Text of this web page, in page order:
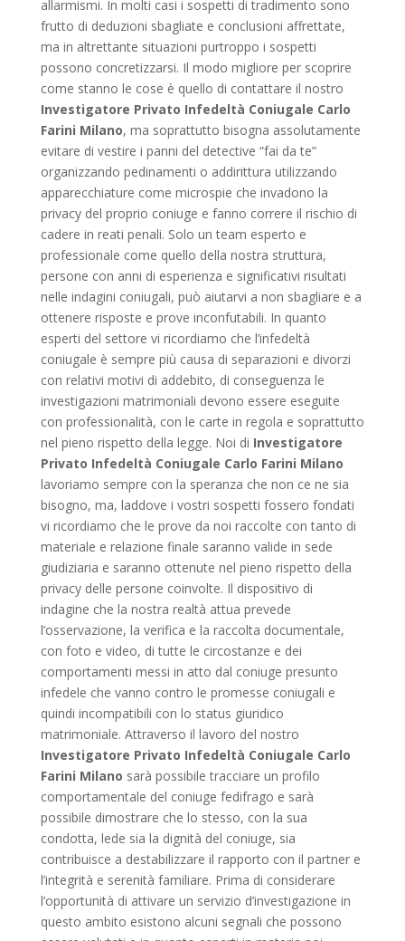
allarmismi. In molti casi i sospetti di tradimento sono
frutto di deduzioni sbagliate e conclusioni affrettate,
ma in altrettante situazioni purtroppo i sospetti
possono concretizzarsi. Il modo migliore per scoprire
come stanno le cose è quello di contattare il nostro
Investigatore Privato Infedeltà Coniugale Carlo
Farini Milano, ma soprattutto bisogna assolutamente
evitare di vestire i panni del detective “fai da te”
organizzando pedinamenti o addirittura utilizzando
apparecchiature come microspie che invadono la
privacy del proprio coniuge e fanno correre il rischio di
cadere in reati penali. Solo un team esperto e
professionale come quello della nostra struttura,
persone con anni di esperienza e significativi risultati
nelle indagini coniugali, può aiutarvi a non sbagliare e a
ottenere risposte e prove inconfutabili. In quanto
esperti del settore vi ricordiamo che l’infedeltà
coniugale è sempre più causa di separazioni e divorzi
con relativi motivi di addebito, di conseguenza le
investigazioni matrimoniali devono essere eseguite
con professionalità, con le carte in regola e soprattutto
nel pieno rispetto della legge. Noi di Investigatore
Privato Infedeltà Coniugale Carlo Farini Milano
lavoriamo sempre con la speranza che non ce ne sia
bisogno, ma, laddove i vostri sospetti fossero fondati
vi ricordiamo che le prove da noi raccolte con tanto di
materiale e relazione finale saranno valide in sede
giudiziaria e saranno ottenute nel pieno rispetto della
privacy delle persone coinvolte. Il dispositivo di
indagine che la nostra realtà attua prevede
l’osservazione, la verifica e la raccolta documentale,
con foto e video, di tutte le circostanze e dei
comportamenti messi in atto dal coniuge presunto
infedele che vanno contro le promesse coniugali e
quindi incompatibili con lo status giuridico
matrimoniale. Attraverso il lavoro del nostro
Investigatore Privato Infedeltà Coniugale Carlo
Farini Milano sarà possibile tracciare un profilo
comportamentale del coniuge fedifrago e sarà
possibile dimostrare che lo stesso, con la sua
condotta, lede sia la dignità del coniuge, sia
contribuisce a destabilizzare il rapporto con il partner e
l’integrità e serenità familiare. Prima di considerare
l’opportunità di attivare un servizio d’investigazione in
questo ambito esistono alcuni segnali che possono